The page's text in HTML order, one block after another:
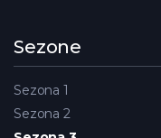
Sezone
Sezona 1
Sezona 2